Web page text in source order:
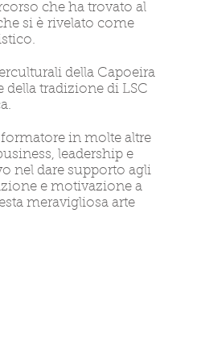
che ha trovato al
si è rivelato come
della Capoeira
della tradizione di LSC
in molte altre
leadership e
nel dare supporto agli
e motivazione a
meravigliosa arte